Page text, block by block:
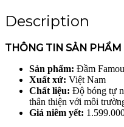
Description
THÔNG TIN SẢN PHẨM
Sản phẩm: Đầm
Xuất xứ: Việt Nam
Chất liệu: Độ bóng tự
thân thiện với môi
Giá niêm yết: